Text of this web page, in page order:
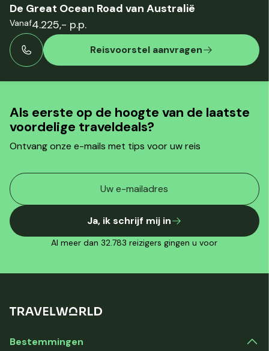
De Great Ocean Road van Australië
Vanaf4.225,- p.p.
Reisvoorstel aanvragen
Als eerste op de hoogte van de laatste
voordelige traveldeals?
Ontvang onze e-mails met tips voor uw reis
Ja, ik schrijf mij in
Al meer dan 32.783 reizigers gingen u voor
Bestemmingen